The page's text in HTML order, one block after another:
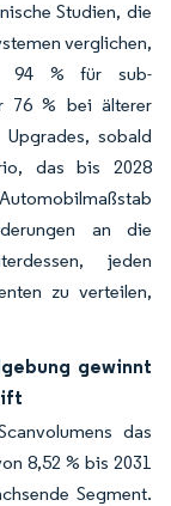
Studien, die
verglichen,
94 % für sub-
76 % bei älterer
Upgrades, sobald
das bis 2028
an die
jeden
zu verteilen,
gewinnt
das
8,52 % bis 2031
Segment.